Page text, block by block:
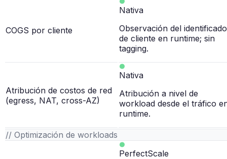
COGS por cliente
Nativa
Observación del
de cliente en runtime; sin
tagging.
Atribución de costos de red
(egress, NAT, cross-AZ)
Nativa
Atribución a nivel de
workload desde el tráfico
runtime.
// Optimización de workloads
PerfectScale